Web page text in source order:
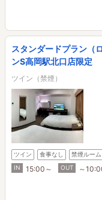
スタンダードプラン（
ンS高岡駅北口店限定
ツイン（禁煙）
ツイン 食事なし
禁煙ルーム
IN
15:00～ OUT ～